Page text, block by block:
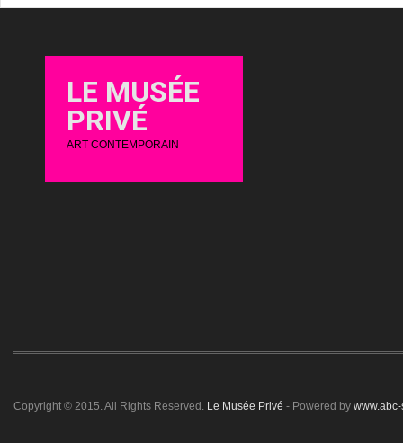
LE MUSÉE
PRIVÉ
ART CONTEMPORAIN
Copyright © 2015. All Rights Reserved. Le Musée Privé - Powered by